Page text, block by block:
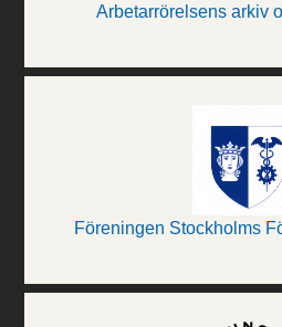
Arbetarrörelsens arkiv
Föreningen Stockholms